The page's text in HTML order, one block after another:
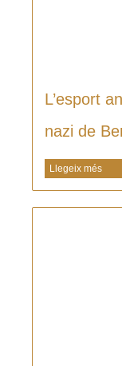
L’esport
nazi de
Llegeix més